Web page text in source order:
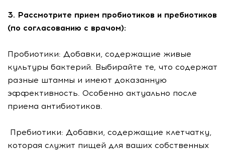
3. Рассмотрите прием пробиотиков и пребиотиков
(по согласованию с врачом):
Пробиотики: Добавки, содержащие живые
культуры бактерий. Выбирайте те, что содержат
разные штаммы и имеют доказанную
эффективность. Особенно актуально после
приема антибиотиков.
Пребиотики: Добавки, содержащие клетчатку,
которая служит пищей для ваших собственных